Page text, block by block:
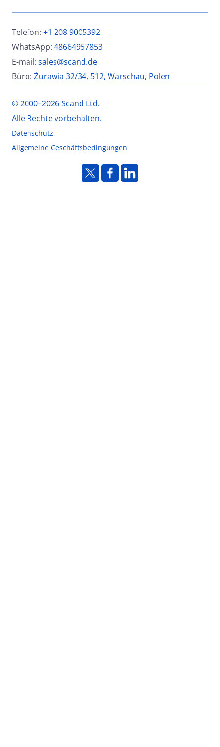
© 2000–2026 Scand Ltd.
Alle Rechte vorbehalten.
Datenschutz
Allgemeine Geschäftsbedingungen
Telefon: +1 208 9005392
WhatsApp: 48664957853
E-mail: sales@scand.de
Büro: Żurawia 32/34, 512, Warschau, Polen